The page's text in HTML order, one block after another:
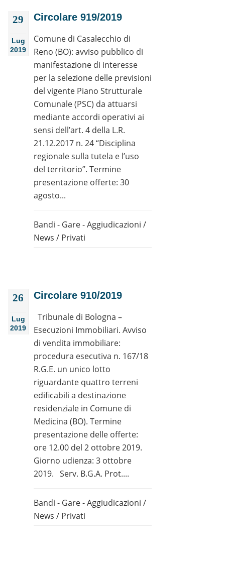
29
Lug
2019
Circolare 919/2019
Comune di Casalecchio di
Reno (BO): avviso pubblico di
manifestazione di interesse
per la selezione delle previsioni
del vigente Piano Strutturale
Comunale (PSC) da attuarsi
mediante accordi operativi ai
sensi dell’art. 4 della L.R.
21.12.2017 n. 24 “Disciplina
regionale sulla tutela e l’uso
del territorio”. Termine
presentazione offerte: 30
agosto...
Bandi - Gare - Aggiudicazioni /
News / Privati
26
Lug
2019
Circolare 910/2019
Tribunale di Bologna –
Esecuzioni Immobiliari. Avviso
di vendita immobiliare:
procedura esecutiva n. 167/18
R.G.E. un unico lotto
riguardante quattro terreni
edificabili a destinazione
residenziale in Comune di
Medicina (BO). Termine
presentazione delle offerte:
ore 12.00 del 2 ottobre 2019.
Giorno udienza: 3 ottobre
2019. Serv. B.G.A. Prot....
Bandi - Gare - Aggiudicazioni /
News / Privati